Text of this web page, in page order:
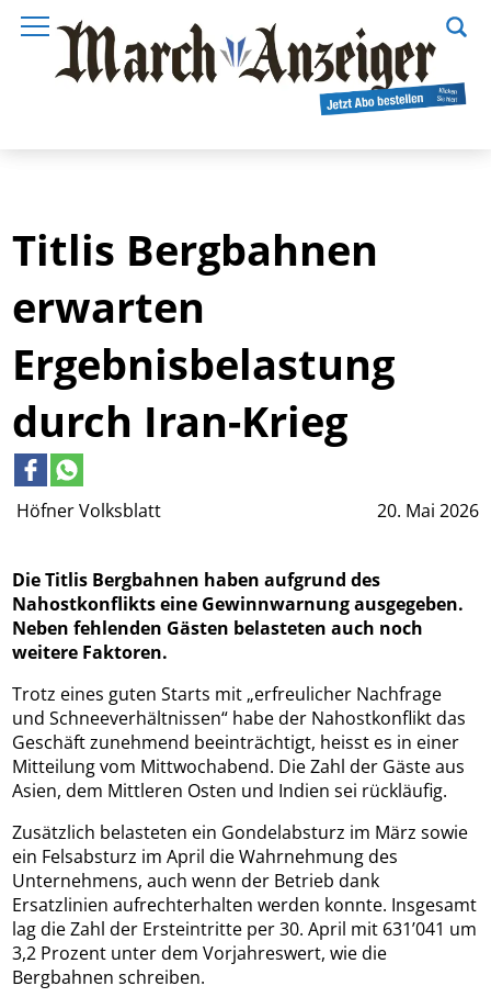
Höfner Volksblatt 20. Mai 2026
Titlis Bergbahnen
erwarten
Ergebnisbelastung
durch Iran-Krieg
Die Titlis Bergbahnen haben aufgrund des
Nahostkonflikts eine Gewinnwarnung ausgegeben.
Neben fehlenden Gästen belasteten auch noch
weitere Faktoren.
Trotz eines guten Starts mit „erfreulicher Nachfrage
und Schneeverhältnissen“ habe der Nahostkonflikt das
Geschäft zunehmend beeinträchtigt, heisst es in einer
Mitteilung vom Mittwochabend. Die Zahl der Gäste aus
Asien, dem Mittleren Osten und Indien sei rückläufig.
Zusätzlich belasteten ein Gondelabsturz im März sowie
ein Felsabsturz im April die Wahrnehmung des
Unternehmens, auch wenn der Betrieb dank
Ersatzlinien aufrechterhalten werden konnte. Insgesamt
lag die Zahl der Ersteintritte per 30. April mit 631’041 um
3,2 Prozent unter dem Vorjahreswert, wie die
Bergbahnen schreiben.